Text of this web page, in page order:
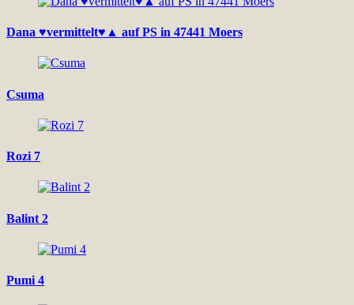
Dana ♥vermittelt♥▲ auf PS in 47441 Moers
Csuma
Rozi 7
Balint 2
Pumi 4